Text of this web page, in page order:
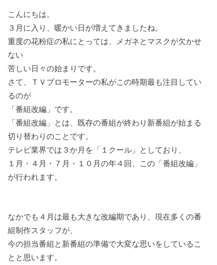
こんにちは。
３月に入り、暖かい日が増えてきましたね。
重度の花粉症の私にとっては、メガネとマスクが欠かせ
ない
苦しい日々の始まりです。
さて、ＴＶプロモーターの私がこの時期最も注目してい
るのが
「番組改編」です。
「番組改編」とは、既存の番組が終わり新番組が始まる
切り替わりのことです。
テレビ業界では３か月を「１クール」としており、
１月・４月・７月・１０月の年４回、この「番組改編」
が行われます。
なかでも４月は最も大きな改編期であり、現在多くの番
組制作スタッフが、
今の担当番組と新番組の準備で大変な思いをしているこ
とと思います。